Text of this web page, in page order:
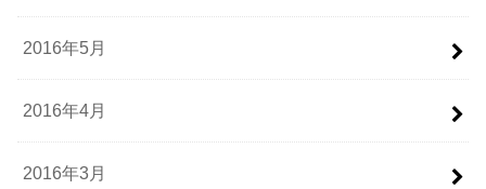
2016年5月
2016年4月
2016年3月